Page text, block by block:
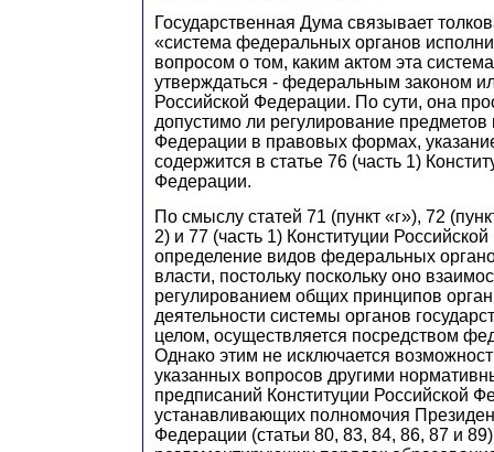
Государственная Дума связывает
«система федеральных органов
вопросом о том, каким актом эта
утверждаться - федеральным законом
Российской Федерации. По сути, она
допустимо ли регулирование предметов
Федерации в правовых формах,
содержится в статье 76 (часть 1)
Федерации.
По смыслу статей 71 (пункт «г»), 72
2) и 77 (часть 1) Конституции
определение видов федеральных
власти, постольку поскольку оно
регулированием общих принципов
деятельности системы органов
целом, осуществляется посредством
Однако этим не исключается
указанных вопросов другими
предписаний Конституции Российской
устанавливающих полномочия
Федерации (статьи 80, 83, 84, 86, 87 и